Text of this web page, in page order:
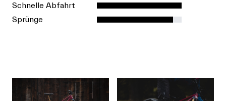
Schnelle Abfahrt
Sprünge